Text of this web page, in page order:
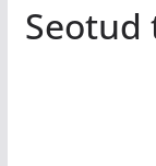
Seotud